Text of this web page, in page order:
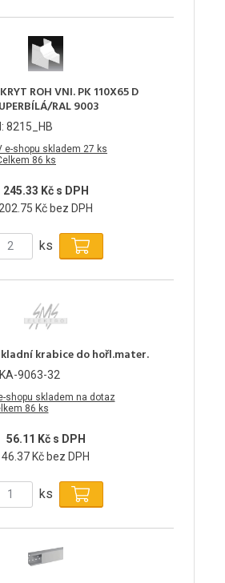
ROH VNI. PK 110X65 D
RAL 9003
8215_HB
e-shopu skladem 27 ks
86 ks
245.33 Kč s DPH
202.75 Kč bez DPH
ks
krabice do hořl.mater.
9063-32
shopu skladem na dotaz
86 ks
56.11 Kč s DPH
46.37 Kč bez DPH
ks